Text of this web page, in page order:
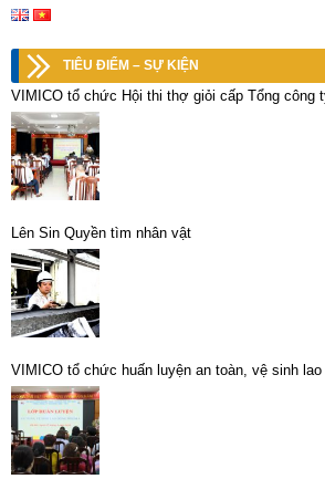
TIÊU ĐIỂM – SỰ KIỆN
VIMICO tổ chức Hội thi thợ giỏi cấp Tổng công
Lên Sin Quyền tìm nhân vật
VIMICO tổ chức huấn luyện an toàn, vệ sinh lao